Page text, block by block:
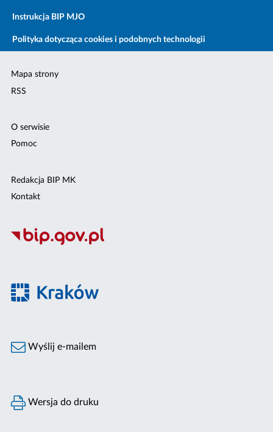
Instrukcja BIP MJO
Polityka dotycząca cookies i podobnych technologii
Mapa strony
RSS
O serwisie
Pomoc
Redakcja BIP MK
Kontakt
Wyślij e-mailem
Wersja do druku